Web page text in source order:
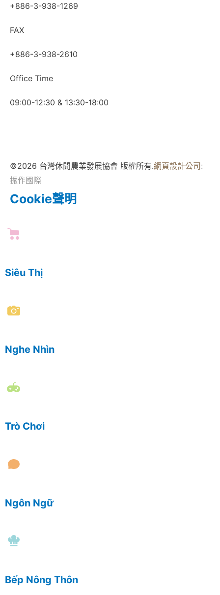
+886-3-938-1269​
FAX
+886-3-938-2610
Office Time
09:00-12:30 & 13:30-18:00
©2026 台灣休閒農業發展協會 版權所有.網頁設計公司:
振作國際
Cookie聲明
Siêu Thị
Nghe Nhìn
Trò Chơi
Ngôn Ngữ
Bếp Nông Thôn